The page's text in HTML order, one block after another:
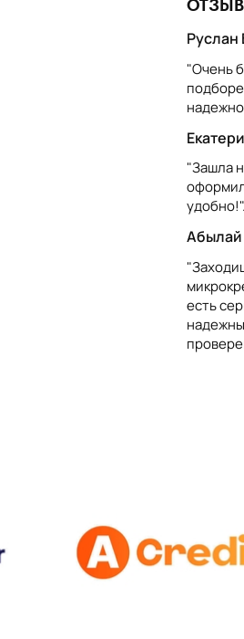
Руслан
"Очень
"Зашла
удобно!".
Абылай
есть
и частным
С
доступнее и